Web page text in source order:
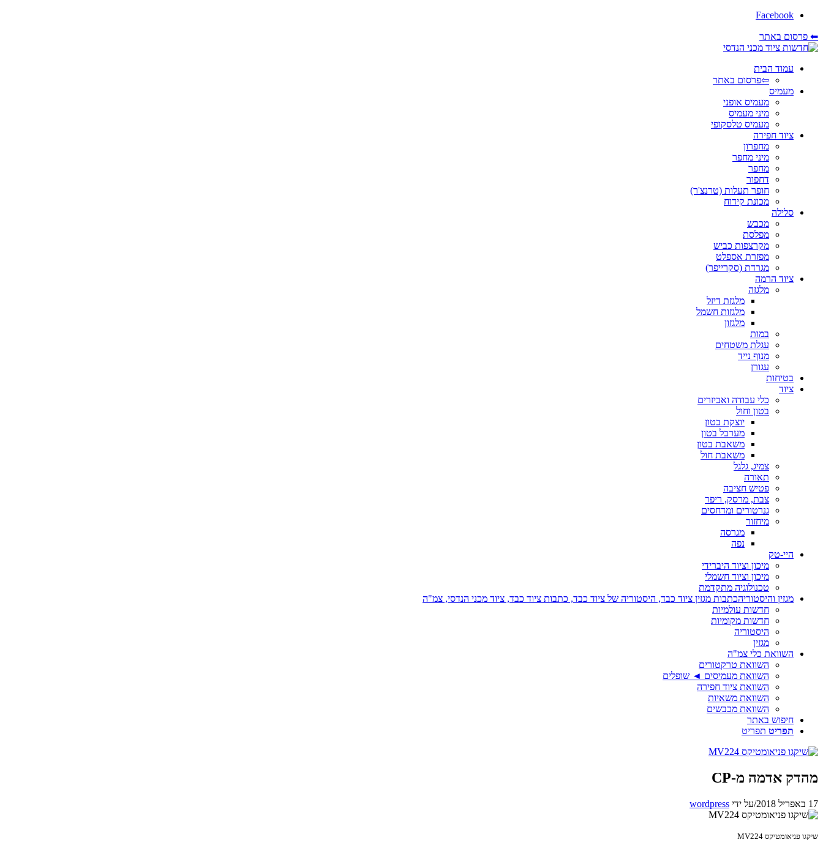
Facebook
⬅ פרסום באתר
עמוד הבית
⇦פרסום באתר
מעמיס
מעמיס אופני
מיני מעמיס
מעמיס טלסקופי
ציוד חפירה
מחפרון
מיני מחפר
מחפר
דחפור
חופר תעלות (טרנצ'ר)
מכונת קידוח
סלילה
מכבש
מפלסת
מקרצפות כביש
מפזרת אספלט
מגרדת (סקרייפר)
ציוד הרמה
מלגזה
מלגזת דיזל
מלגזות חשמל
מלגזון
במות
עגלת משטחים
מנוף נייד
עגורן
בטיחות
ציוד
כלי עבודה ואביזרים
בטון וחול
יוצקת בטון
מערבל בטון
משאבת בטון
משאבת חול
צמיג, גלגל
תאורה
פטיש חציבה
צבת, מרסק, ריפר
גנרטורים ומדחסים
מיחזור
מגרסה
נפה
היי-טק
מיכון וציוד היברידי
מיכון וציוד חשמלי
טכנולוגיה מתקדמת
מגזין והיסטוריהכתבות מגזין ציוד כבד, היסטוריה של ציוד כבד, כתבות ציוד כבד, ציוד מכני הנדסי, צמ"ה
חדשות עולמיות
חדשות מקומיות
היסטוריה
מגזין
השוואת כלי צמ"ה
השוואת טרקטורים
השוואת מעמיסים ◄ שופלים
השוואת ציוד חפירה
השוואת משאיות
השוואת מכבשים
חיפוש באתר
תפריט תפריט
מהדק אדמה מ-CP
17 באפריל 2018 /על ידי wordpress
שיקגו פניאומטיקס MV224